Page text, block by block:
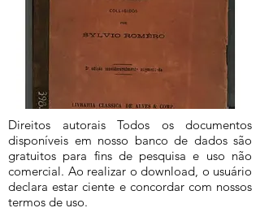
Direitos autorais Todos os documentos
disponíveis em nosso banco de dados são
gratuitos para fins de pesquisa e uso não
comercial. Ao realizar o download, o usuário
declara estar ciente e concordar com nossos
termos de uso.